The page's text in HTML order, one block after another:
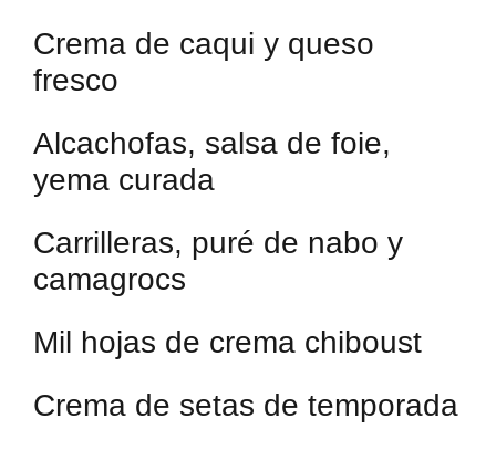
Crema de caqui y queso
fresco
Alcachofas, salsa de foie,
yema curada
Carrilleras, puré de nabo y
camagrocs
Mil hojas de crema chiboust
Crema de setas de temporada